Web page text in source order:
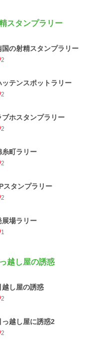
スタンプラリー
国の射精スタンプラリー
2
ッテンスポットラリー
2
ブホスタンプラリー
2
糸町ラリー
2
スタンプラリー
2
展場ラリー
1
越し屋の誘惑
越し屋の誘惑
2
っ越し屋に誘惑2
2